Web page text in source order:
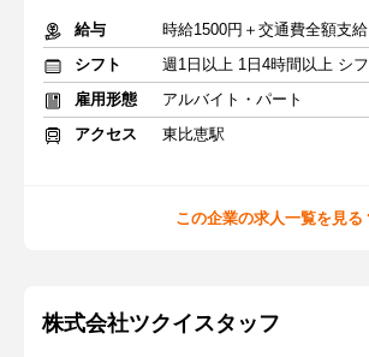
給与
時給1500円＋交通費全額支給
シフト
雇用形態
アルバイト・パート
アクセス
東比恵駅
この企業の求人一覧を見る
株式会社ツクイスタッフ